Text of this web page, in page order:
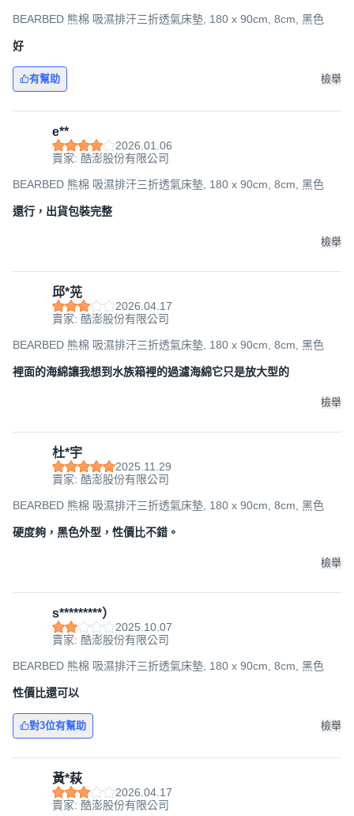
BEARBED 熊棉 吸濕排汗三折透氣床墊, 180 x 90cm, 8cm, 黑色
好
有幫助 檢舉
e**
2026.01.06
賣家: 酷澎股份有限公司
BEARBED 熊棉 吸濕排汗三折透氣床墊, 180 x 90cm, 8cm, 黑色
還行，出貨包裝完整
檢舉
邱*茪
2026.04.17
賣家: 酷澎股份有限公司
BEARBED 熊棉 吸濕排汗三折透氣床墊, 180 x 90cm, 8cm, 黑色
裡面的海綿讓我想到水族箱裡的過濾海綿它只是放大型的
檢舉
杜*宇
2025.11.29
賣家: 酷澎股份有限公司
BEARBED 熊棉 吸濕排汗三折透氣床墊, 180 x 90cm, 8cm, 黑色
硬度夠，黑色外型，性價比不錯。
檢舉
s*********）
2025.10.07
賣家: 酷澎股份有限公司
BEARBED 熊棉 吸濕排汗三折透氣床墊, 180 x 90cm, 8cm, 黑色
性價比還可以
對3位有幫助 檢舉
黃*萩
2026.04.17
賣家: 酷澎股份有限公司